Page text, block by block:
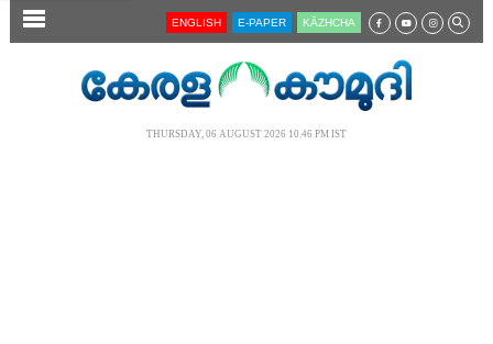
SECTIONS ENGLISH E-PAPER KĀZHCHA
THURSDAY, 06 AUGUST 2026 10.46 PM IST